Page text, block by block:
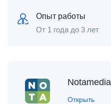
Опыт работы
От 1 года до 3 лет
Notamedia
Открыть